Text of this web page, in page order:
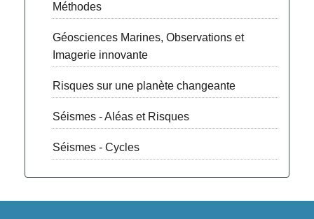
Méthodes
Géosciences Marines, Observations et
Imagerie innovante
Risques sur une planète changeante
Séismes - Aléas et Risques
Séismes - Cycles